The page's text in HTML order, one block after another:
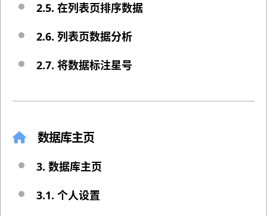
2.5. 在列表页排序数据
2.6. 列表页数据分析
2.7. 将数据标注星号
数据库主页
3. 数据库主页
3.1. 个人设置